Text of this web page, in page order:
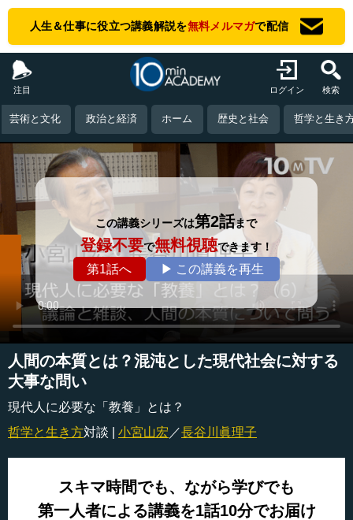
人生＆仕事に役立つ講義解説を無料メルマガで配信
注目 ログイン 検索
芸術と文化 政治と経済 ホーム 歴史と社会 哲学と生き
この講義シリーズは第2話まで
登録不要で無料視聴できます！
第1話へ ▶ この講義を再生
人間の本質とは？混沌とした現代社会に対する
大事な問い
現代人に必要な「教養」とは？
哲学と生き方対談 | 小宮山宏 ／長谷川眞理子
スキマ時間でも、ながら学びでも
第一人者による講義を1話10分でお届け